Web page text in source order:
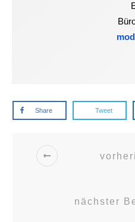
Share Tweet
nächster